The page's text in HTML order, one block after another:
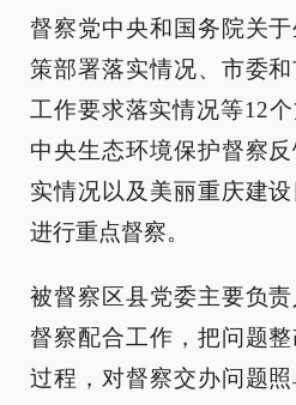
督察党中央和国务院关
策部署落实情况、市委
工作要求落实情况等12
中央生态环境保护督察
实情况以及美丽重庆建
进行重点督察。
被督察区县党委主要负
督察配合工作，把问题
过程，对督察交办问题